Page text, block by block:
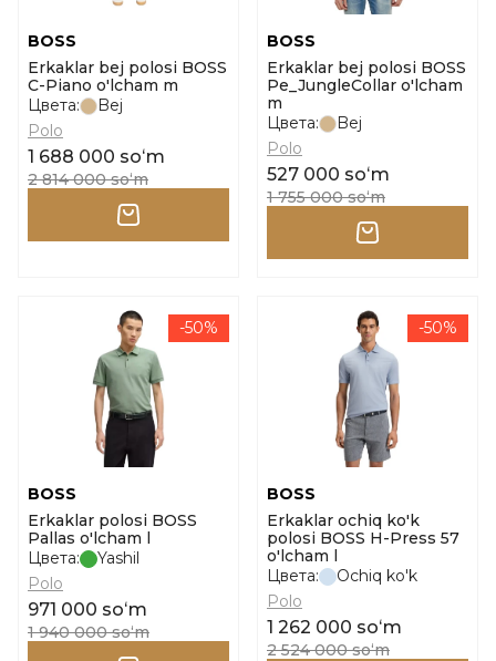
BOSS
Erkaklar bej polosi BOSS
C-Piano o'lcham m
Цвета:
Bej
Polo
1 688 000 soʻm
2 814 000 soʻm
BOSS
Erkaklar bej polosi BOSS
Pe_JungleCollar o'lcham
m
Цвета:
Bej
Polo
527 000 soʻm
1 755 000 soʻm
-50%
BOSS
Erkaklar polosi BOSS
Pallas o'lcham l
Цвета:
Yashil
Polo
971 000 soʻm
1 940 000 soʻm
-50%
BOSS
Erkaklar ochiq ko'k
polosi BOSS H-Press 57
o'lcham l
Цвета:
Ochiq ko'k
Polo
1 262 000 soʻm
2 524 000 soʻm